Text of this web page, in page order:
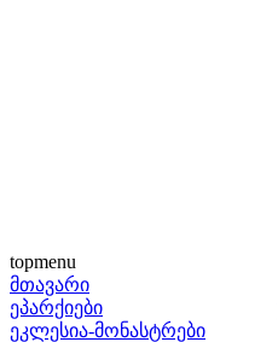
topmenu
მთავარი
ეპარქიები
ეკლესია-მონასტრები